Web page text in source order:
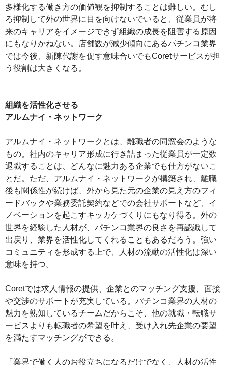
多様化する働き方の価値観を抑制することは難しい。むし
ろ抑制して外の世界に目を向けないでいると、従業員が将
来のキャリアをイメージできず組織の成長を阻害する原因
にもなりかねない。店舗数が減少傾向にあるパチンコ業界
では今後、新陳代謝を促す意味合いでもCoretサービスが担
う役割は大きくなる。
組織を活性化させる
アルムナイ・ネットワーク
アルムナイ・ネットワークとは、離職者の同窓会のような
もの。社内のキャリア形成に行き詰まった従業員が一定数
退職することは、どんなに魅力ある企業でも仕方がないこ
とだ。ただ、アルムナイ・ネットワークが構築され、離職
後も関係性が続けば、外から見た元の企業の見え方のフィ
ードバックや業務委託契約などでの会社サポートなど、イ
ノベーションを起こすキッカケづくりにもなり得る。外の
世界を経験した人材が、パチンコ業界の良さを再認識して
出戻り、業界を活性化してくれることもあるだろう。強い
コミュニティを形成する上で、人材の流動の活性化は深い
意味を持つ。
Coretでは求人情報の提供、企業とのマッチング支援、面接
や交渉のサポートが充実している。パチンコ業界の人材の
魅力を熟知しているチームだからこそ、他の就職・転職サ
ービスよりも転職者の希望を叶え、受け入れ先企業の要望
を満たすマッチングができる。
「業界で働く人のお役立ちになるだけでなく、人材の活性